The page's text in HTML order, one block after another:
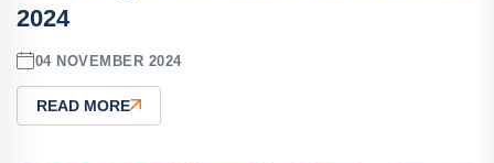
2024
04 NOVEMBER 2024
READ MORE